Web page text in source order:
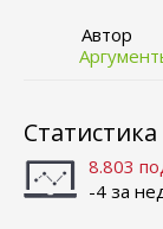
Автор
Статистика
8.803
-4 за